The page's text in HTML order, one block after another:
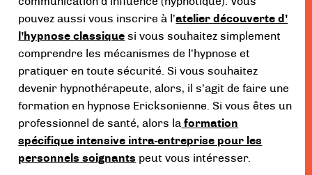
pouvez aussi vous inscrire à l’atelier découverte d’
l’hypnose classique si vous souhaitez simplement
comprendre les mécanismes de l’hypnose et
pratiquer en toute sécurité. Si vous souhaitez
devenir hypnothérapeute, alors, il s’agit de faire une
formation en hypnose Ericksonienne. Si vous êtes un
professionnel de santé, alors la formation
spécifique intensive intra-entreprise pour les
personnels soignants peut vous intéresser.